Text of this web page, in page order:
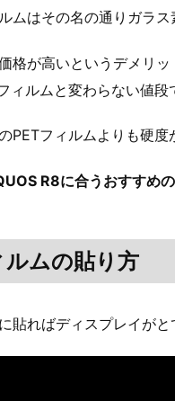
ムはその名の通りガラス
格が高いというデメリ
ィルムと変わらない値段
PETフィルムよりも硬度
R8に合うおすすめ
ムの貼り方
貼ればディスプレイがと